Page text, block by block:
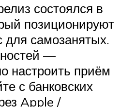
состоялся в
позиционируют
для самозанятых.
—
настроить приём
с банковских
Apple /